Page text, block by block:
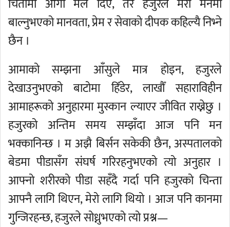
चितामा आगो मैले दिएँ, तर हजुरले मेरो मनमा
बाल्नुभएको मानवता, प्रेम र सेवाको दीपक कहिल्यै निभ्ने
छैन ।
आमाको सम्झना आँसुले मात्र होइन, हजुरले
देखाउनुभएको बाटोमा हिँडेर, लाखौँ सहाराविहीन
आमाहरूको अनुहारमा मुस्कान ल्याएर जीवित राख्नेछु ।
हजुरको अन्तिम समय सम्झँदा आज पनि मन
भक्कानिन्छ । म अझै बिर्सन सकेकी छैन, अस्पतालको
बेडमा पीडासँग संघर्ष गरिरहनुभएको त्यो अनुहार ।
आफ्नो शरीरको पीडा सहँदै गर्दा पनि हजुरको चिन्ता
आफ्नै लागि थिएन, मेरो लागि थियो । आज पनि कानमा
गुन्जिरहन्छ, हजुरले सोध्नुभएको त्यो प्रश्न—